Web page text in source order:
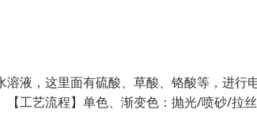
液，这里面有硫酸、草酸、铬酸等，进行
【工艺流程】单色、渐变色：抛光/喷砂/拉